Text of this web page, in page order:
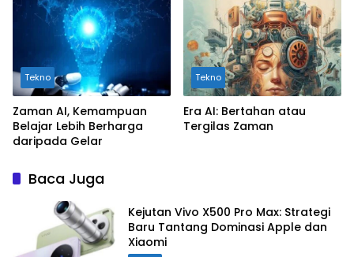
Tekno
Zaman AI, Kemampuan
Belajar Lebih Berharga
daripada Gelar
Tekno
Era AI: Bertahan atau
Tergilas Zaman
Baca Juga
Kejutan Vivo X500 Pro Max: Strategi
Baru Tantang Dominasi Apple dan
Xiaomi